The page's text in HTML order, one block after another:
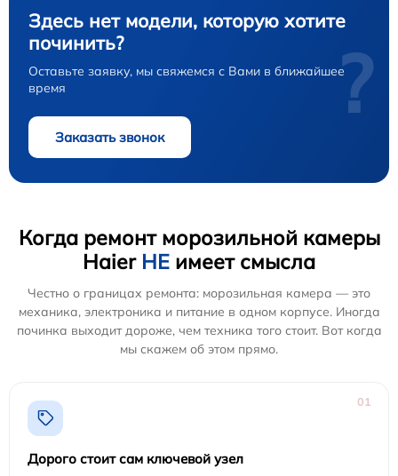
Здесь нет модели, которую хотите
починить?
Оставьте заявку, мы свяжемся с Вами в ближайшее
время
Заказать звонок
?
Когда ремонт морозильной камеры
Haier НЕ имеет смысла
Честно о границах ремонта: морозильная камера — это
механика, электроника и питание в одном корпусе. Иногда
починка выходит дороже, чем техника того стоит. Вот когда
мы скажем об этом прямо.
01
Дорого стоит сам ключевой узел